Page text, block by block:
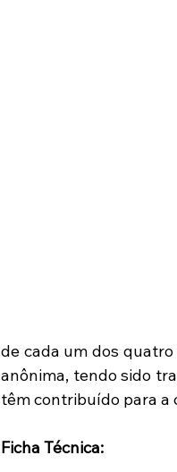
de cada um dos
anônima, tendo sido
têm contribuído para a
Ficha Técnica: